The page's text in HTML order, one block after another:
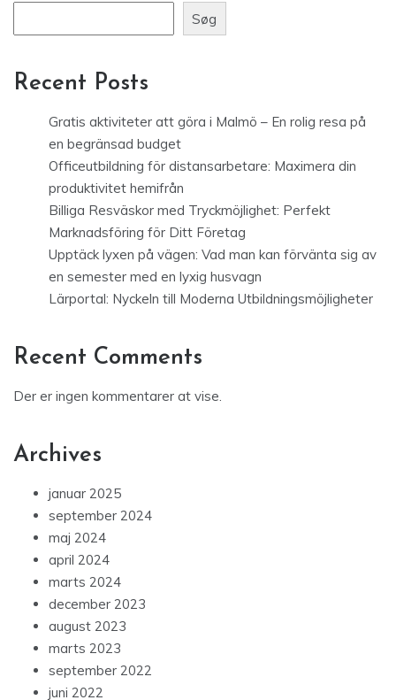
Søg
Recent Posts
Gratis aktiviteter att göra i Malmö – En rolig resa på
en begränsad budget
Officeutbildning för distansarbetare: Maximera din
produktivitet hemifrån
Billiga Resväskor med Tryckmöjlighet: Perfekt
Marknadsföring för Ditt Företag
Upptäck lyxen på vägen: Vad man kan förvänta sig av
en semester med en lyxig husvagn
Lärportal: Nyckeln till Moderna Utbildningsmöjligheter
Recent Comments
Der er ingen kommentarer at vise.
Archives
januar 2025
september 2024
maj 2024
april 2024
marts 2024
december 2023
august 2023
marts 2023
september 2022
juni 2022